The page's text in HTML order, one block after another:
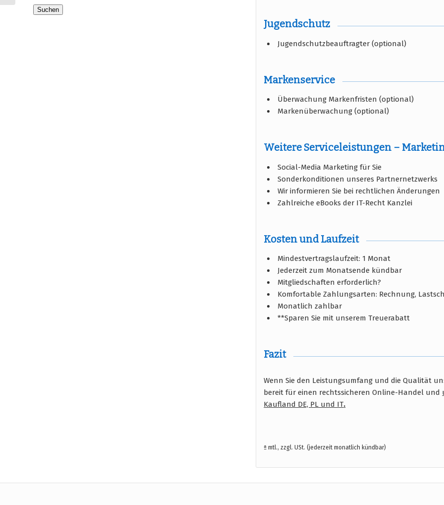
Suchen
Jugendschutz
Jugendschutzbeauftragter (optional)
Markenservice
Überwachung Markenfristen (optional)
Markenüberwachung (optional)
Weitere Serviceleistungen –
Social-Media Marketing für Sie
Sonderkonditionen unseres Partnernetzwerks
Wir informieren Sie bei rechtlichen Änderungen
Zahlreiche eBooks der IT-Recht Kanzlei
Kosten und Laufzeit
Mindestvertragslaufzeit: 1 Monat
Jederzeit zum Monatsende kündbar
Mitgliedschaften erforderlich?
Komfortable Zahlungsarten: Rechnung,
Monatlich zahlbar
**Sparen Sie mit unserem Treuerabatt
Fazit
Wenn Sie den Leistungsumfang und die Qualität
bereit für einen rechtssicheren Online-Handel und
Kaufland DE, PL und IT.
ª mtl., zzgl. USt. (jederzeit monatlich kündbar)